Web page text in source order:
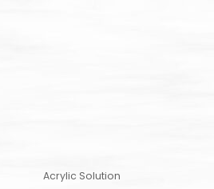
Acrylic Solution